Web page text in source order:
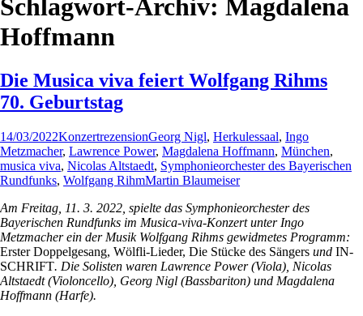
Schlagwort-Archiv: Magdalena
Hoffmann
Die Musica viva feiert Wolfgang Rihms
70. Geburtstag
14/03/2022KonzertrezensionGeorg Nigl, Herkulessaal, Ingo
Metzmacher, Lawrence Power, Magdalena Hoffmann, München,
musica viva, Nicolas Altstaedt, Symphonieorchester des Bayerischen
Rundfunks, Wolfgang RihmMartin Blaumeiser
Am Freitag, 11. 3. 2022, spielte das Symphonieorchester des
Bayerischen Rundfunks im Musica-viva-Konzert unter Ingo
Metzmacher ein der Musik Wolfgang Rihms gewidmetes Programm:
Erster Doppelgesang, Wölfli-Lieder, Die Stücke des Sängers und IN-
SCHRIFT. Die Solisten waren Lawrence Power (Viola), Nicolas
Altstaedt (Violoncello), Georg Nigl (Bassbariton) und Magdalena
Hoffmann (Harfe).